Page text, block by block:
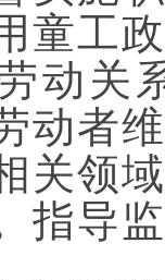
童工
动关
动者
关领
指导